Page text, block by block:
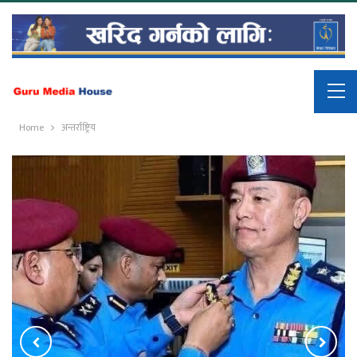
Home अन्तर्राष्ट्रिय